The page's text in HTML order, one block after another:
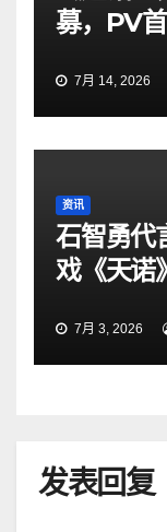
募，PV
7月 14, 2026
资讯
石智勇代
戏《天诺
7月 3, 2026
发表回复